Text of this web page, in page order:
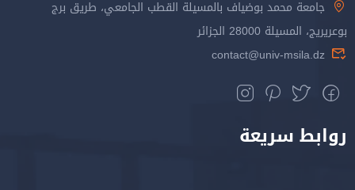
جامعة محمد بوضياف بالمسيلة القطب الجامعي، طريق برج
بوعريريج، المسيلة 28000 الجزائر
contact@univ-msila.dz
روابط سريعة